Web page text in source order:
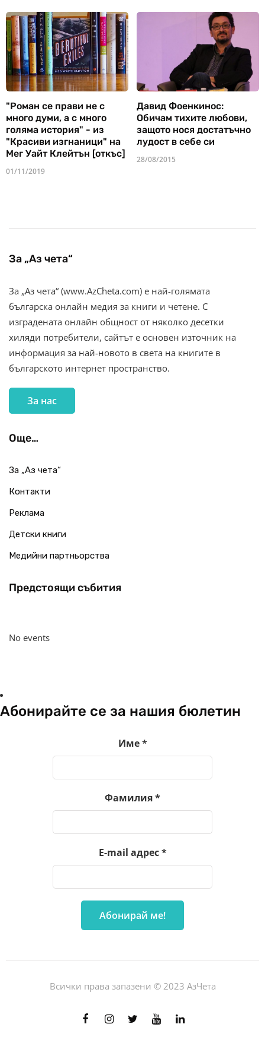
"Роман се прави не с
много думи, а с много
голяма история" - из
"Красиви изгнаници" на
Мег Уайт Клейтън [откъс]
01/11/2019
Давид Фоенкинос:
Обичам тихите любови,
защото нося достатъчно
лудост в себе си
28/08/2015
За „Аз чета“
За „Аз чета“ (www.AzCheta.com) е най-голямата
българска онлайн медия за книги и четене. С
изградената онлайн общност от няколко десетки
хиляди потребители, сайтът е основен източник на
информация за най-новото в света на книгите в
българското интернет пространство.
За нас
Още…
За „Аз чета“
Контакти
Реклама
Детски книги
Медийни партньорства
Предстоящи събития
No events
Абонирайте се за нашия бюлетин
Име*
Фамилия*
E-mail адрес*
Всички права запазени © 2023 АзЧета